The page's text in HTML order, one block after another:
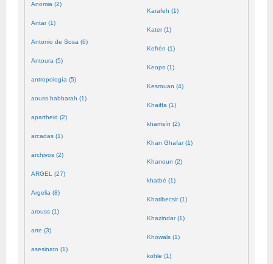
Anomia (2)
Antar (1)
Antonio de Sosa (6)
Antoura (5)
antropología (5)
aouss habbarah (1)
apartheid (2)
arcadas (1)
archivos (2)
ARGEL (27)
Argelia (8)
arouss (1)
arte (3)
asesinato (1)
Karafeh (1)
Kater (1)
Kefrén (1)
Keops (1)
Kesrouan (4)
Khaiffa (1)
khamsín (2)
Khan Ghafar (1)
Khanoun (2)
khatbé (1)
Khatibecsir (1)
Khazindar (1)
Khowals (1)
kohle (1)